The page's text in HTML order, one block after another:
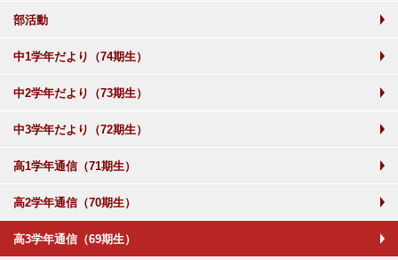
部活動
中1学年だより（74期生）
中2学年だより（73期生）
中3学年だより（72期生）
高1学年通信（71期生）
高2学年通信（70期生）
高3学年通信（69期生）